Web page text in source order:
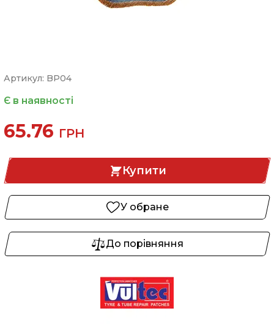
Артикул: BP04
Є в наявності
65.76 ГРН
Купити
У обране
До порівняння